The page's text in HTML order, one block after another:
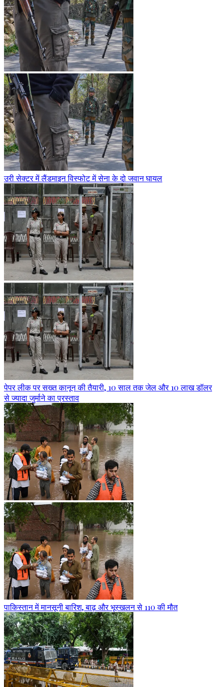
उरी सेक्टर में लैंडमाइन विस्फोट में सेना के दो जवान घायल
पेपर लीक पर सख्त कानून की तैयारी, 10 साल तक जेल और 10 लाख डॉलर
से ज्यादा जुर्माने का प्रस्ताव
पाकिस्तान में मानसूनी बारिश, बाढ़ और भूस्खलन से 110 की मौत